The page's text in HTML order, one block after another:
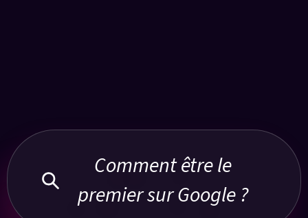
Comment être le
premier sur Google ?